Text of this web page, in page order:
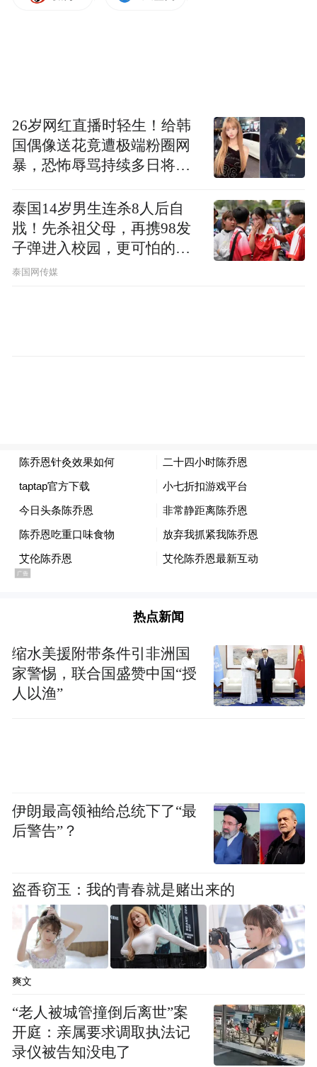
陈乔恩分享了名为 "针雕" 的疗法体验，称该
疗法通过刺激面部穴位实现美容功效。她坦
都需扎针，甚至有朋友疼到崩溃大哭。而她
薄，"富贵包" 和肩颈酸痛的问题也得到明显
缓解。此外，她还透露之前拍戏杀青后常出
现脚麻症状，经过两次针灸治疗后，情况已
26岁网红直播时轻生！给韩
国偶像送花竟遭极端粉圈网
暴，恐怖辱骂持续多日将她
泰国14岁男生连杀8人后自
戕！先杀祖父母，再携98发
子弹进入校园，更可怕的细
节公布了
泰国网传媒
热点新闻
缩水美援附带条件引非洲国
家警惕，联合国盛赞中国“授
人以渔”
伊朗最高领袖给总统下了“最
后警告”？
盗香窃玉：我的青春就是赌出来的
爽文
“老人被城管撞倒后离世”案
开庭：亲属要求调取执法记
录仪被告知没电了